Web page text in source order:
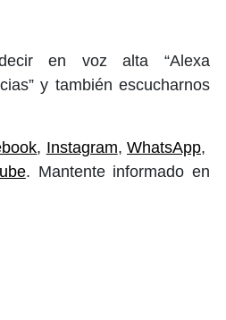
en voz alta “Alexa
y también escucharnos
, Instagram,WhatsApp,
. Mantente informado en